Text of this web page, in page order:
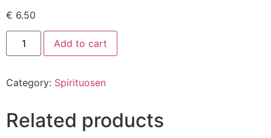
€ 6.50
Add to cart
Category: Spirituosen
Related products